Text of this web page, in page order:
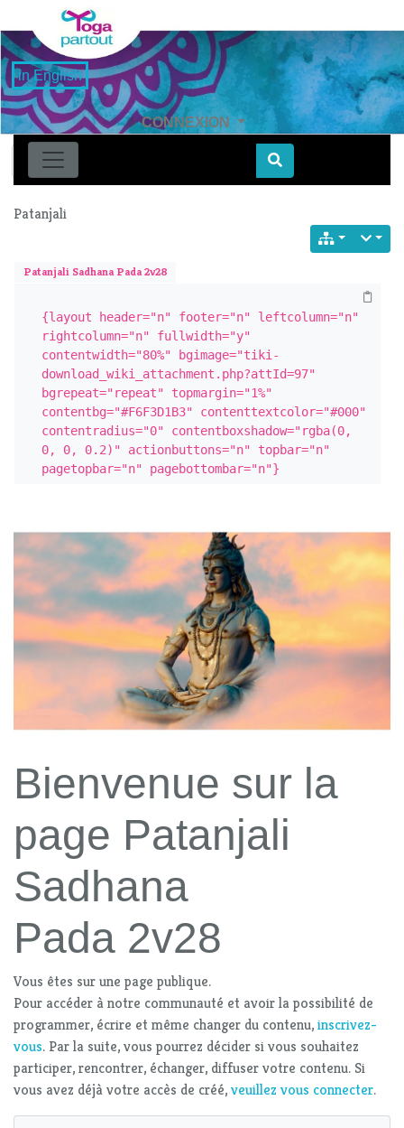
in English
CONNEXION
Find
Patanjali
Patanjali Sadhana Pada 2v28
{layout header="n" footer="n" leftcolumn="n"
rightcolumn="n" fullwidth="y"
contentwidth="80%" bgimage="tiki-
download_wiki_attachment.php?attId=97"
bgrepeat="repeat" topmargin="1%"
contentbg="#F6F3D1B3" contenttextcolor="#000"
contentradius="0" contentboxshadow="rgba(0,
0, 0, 0.2)" actionbuttons="n" topbar="n"
pagetopbar="n" pagebottombar="n"}
Bienvenue sur la
page Patanjali
Sadhana
Pada 2v28
Vous êtes sur une page publique.
Pour accéder à notre communauté et avoir la possibilité de
programmer, écrire et même changer du contenu,inscrivez-
vous. Par la suite, vous pourrez décider si vous souhaitez
participer, rencontrer, échanger, diffuser votre contenu. Si
vous avez déjà votre accès de créé,veuillez vous connecter.